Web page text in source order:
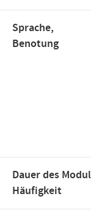
Sprache,
Benotung
Dauer des
Häufigkeit